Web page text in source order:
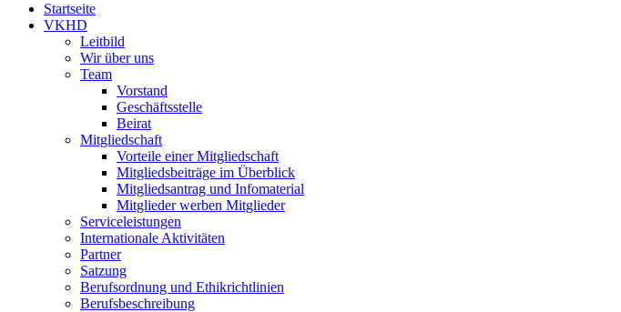
Startseite
VKHD
Leitbild
Wir über uns
Team
Vorstand
Geschäftsstelle
Beirat
Mitgliedschaft
Vorteile einer Mitgliedschaft
Mitgliedsbeiträge im Überblick
Mitgliedsantrag und Infomaterial
Mitglieder werben Mitglieder
Serviceleistungen
Internationale Aktivitäten
Partner
Satzung
Berufsordnung und Ethikrichtlinien
Berufsbeschreibung